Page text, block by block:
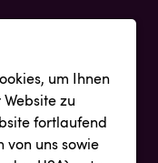
um Ihnen
zu
fortlaufend
von uns sowie